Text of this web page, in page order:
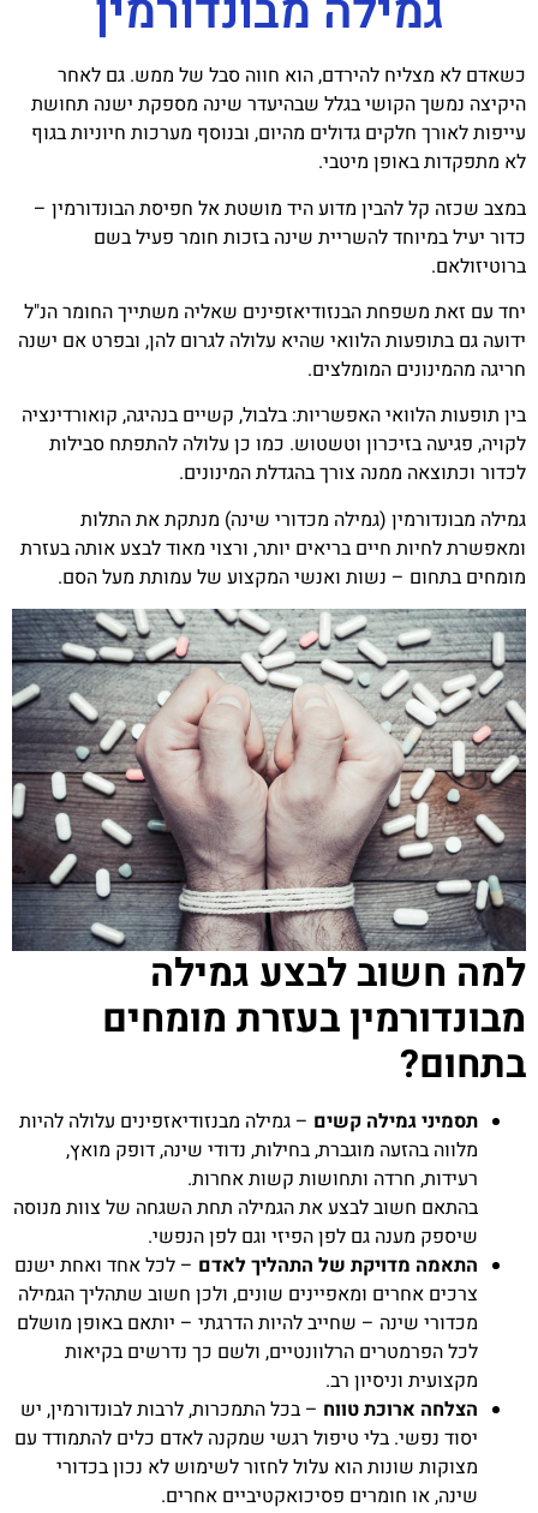
כשאדם לא מצליח להירדם, הוא חווה סבל של ממש. גם לאחר
היקיצה נמשך הקושי בגלל שבהיעדר שינה מספקת ישנה תחושת
עייפות לאורך חלקים גדולים מהיום, ובנוסף מערכות חיוניות בגוף
לא מתפקדות באופן מיטבי.
במצב שכזה קל להבין מדוע היד מושטת אל חפיסת הבונדורמין –
כדור יעיל במיוחד להשריית שינה בזכות חומר פעיל בשם
ברוטיזולאם.
יחד עם זאת משפחת הבנזודיאזפינים שאליה משתייך החומר הנ"ל
ידועה גם בתופעות הלוואי שהיא עלולה לגרום להן, ובפרט אם ישנה
חריגה מהמינונים המומלצים.
בין תופעות הלוואי האפשריות: בלבול, קשיים בנהיגה, קואורדינציה
לקויה, פגיעה בזיכרון וטשטוש. כמו כן עלולה להתפתח סבילות
לכדור וכתוצאה ממנה צורך בהגדלת המינונים.
גמילה מבונדורמין (גמילה מכדורי שינה) מנתקת את התלות
ומאפשרת לחיות חיים בריאים יותר, ורצוי מאוד לבצע אותה בעזרת
מומחים בתחום – נשות ואנשי המקצוע של עמותת מעל הסם.
למה חשוב לבצע גמילה
מבונדורמין בעזרת מומחים
בתחום?
תסמיני גמילה קשים – גמילה מבנזודיאזפינים עלולה להיות
מלווה בהזעה מוגברת, בחילות, נדודי שינה, דופק מואץ,
רעידות, חרדה ותחושות קשות אחרות.
בהתאם חשוב לבצע את הגמילה תחת השגחה של צוות מנוסה
שיספק מענה גם לפן הפיזי וגם לפן הנפשי.
התאמה מדויקת של התהליך לאדם – לכל אחד ואחת ישנם
צרכים אחרים ומאפיינים שונים, ולכן חשוב שתהליך הגמילה
מכדורי שינה – שחייב להיות הדרגתי – יותאם באופן מושלם
לכל הפרמטרים הרלוונטיים, ולשם כך נדרשים בקיאות
מקצועית וניסיון רב.
הצלחה ארוכת טווח – בכל התמכרות, לרבות לבונדורמין, יש
יסוד נפשי. בלי טיפול רגשי שמקנה לאדם כלים להתמודד עם
מצוקות שונות הוא עלול לחזור לשימוש לא נכון בכדורי
שינה, או חומרים פסיכואקטיביים אחרים.